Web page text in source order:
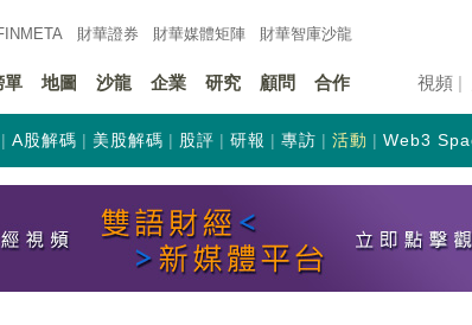
財華證券 財華媒體矩陣 財華智庫沙龍
單 地圖 沙龍 企業 研究 顧問 合作 視頻
A股解碼 美股解碼 股評 研報 專訪 活動 Web3